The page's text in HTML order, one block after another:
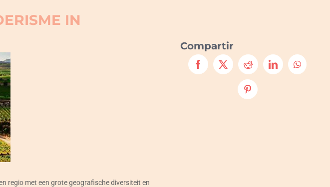
IN
regio met een grote geografische diversiteit en
Compartir